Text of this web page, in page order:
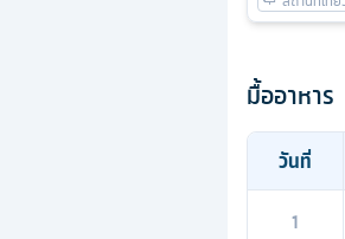
มื้ออาหาร
วันที่
1